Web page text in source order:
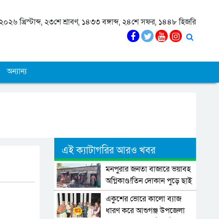
খ্রিস্টাব্দ, ২৩শে শ্রাবণ, ১৪৩৩ বঙ্গাব্দ, ২৪শে সফর, ১৪৪৮ হিজরি
অন্যান্য
এই ক্যাটাগরির আরও খবর
মনপুরার জনতা বাজারে ভয়াবহ
অগ্নিকাণ্ড!তিন দোকান পুড়ে ছাই
একুশের ভোরে কালো ব্যাজ
ধারণ করে আশুগঞ্জ উপজেলা